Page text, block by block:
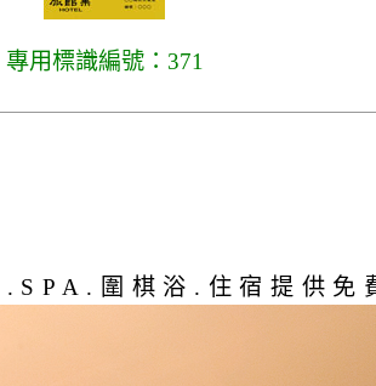
專用標識編號：371
圍棋浴.住宿提供免